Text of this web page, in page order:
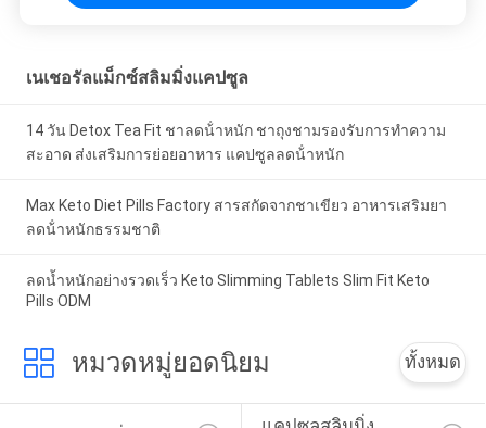
เนเชอรัลแม็กซ์สลิมมิ่งแคปซูล
14 วัน Detox Tea Fit ชาลดน้ําหนัก ชาถุงชามรองรับการทําความ
สะอาด ส่งเสริมการย่อยอาหาร แคปซูลลดน้ําหนัก
Max Keto Diet Pills Factory สารสกัดจากชาเขียว อาหารเสริมยา
ลดน้ําหนักธรรมชาติ
ลดน้ำหนักอย่างรวดเร็ว Keto Slimming Tablets Slim Fit Keto
Pills ODM
หมวดหมู่ยอดนิยม ทั้งหมด